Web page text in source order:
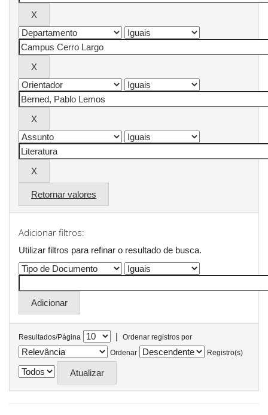
Retornar valores
Adicionar filtros:
Utilizar filtros para refinar o resultado de busca.
Resultados/Página |
Ordenar registros por
Ordenar
Registro(s)